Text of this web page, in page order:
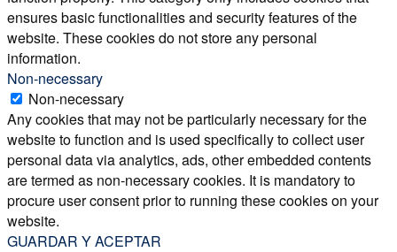
ensures basic functionalities and security features of the
website. These cookies do not store any personal
information.
Non-necessary
Non-necessary
Any cookies that may not be particularly necessary for the
website to function and is used specifically to collect user
personal data via analytics, ads, other embedded contents
are termed as non-necessary cookies. It is mandatory to
procure user consent prior to running these cookies on your
website.
GUARDAR Y ACEPTAR